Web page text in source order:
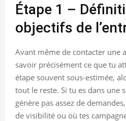
Étape 1 –
objectifs de
Avant même de contacter une
savoir précisément ce que tu
étape souvent sous-estimée,
tout le reste. Si tu es dans une
génère pas assez de
de visibilité ou où tes